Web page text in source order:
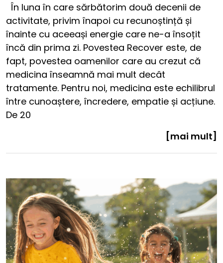
Articole
Contact
Recenzii
În luna în care sărbătorim două decenii de
activitate, privim înapoi cu recunoștință și
înainte cu aceeași energie care ne-a însoțit
încă din prima zi. Povestea Recover este, de
fapt, povestea oamenilor care au crezut că
medicina înseamnă mai mult decât
tratamente. Pentru noi, medicina este echilibrul
între cunoaștere, încredere, empatie și acțiune.
De 20
[mai mult]